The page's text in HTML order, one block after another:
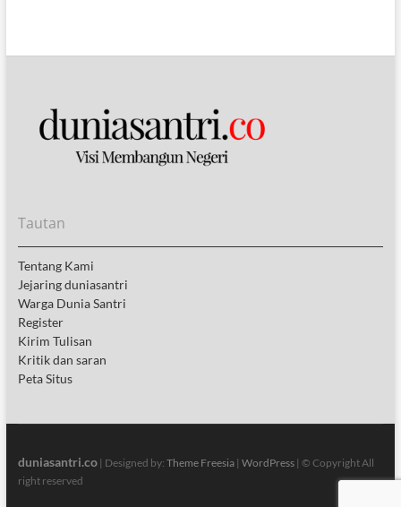
Tautan
Tentang Kami
Jejaring duniasantri
Warga Dunia Santri
Register
Kirim Tulisan
Kritik dan saran
Peta Situs
duniasantri.co| Designed by: Theme Freesia| WordPress| © Copyright All
right reserved